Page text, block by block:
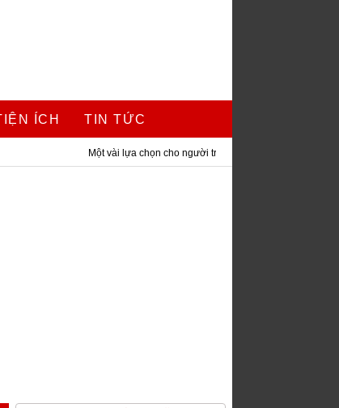
ÍCH TIN TỨC
Một vài lựa chọn cho người trúng giải xổ số độc đắc